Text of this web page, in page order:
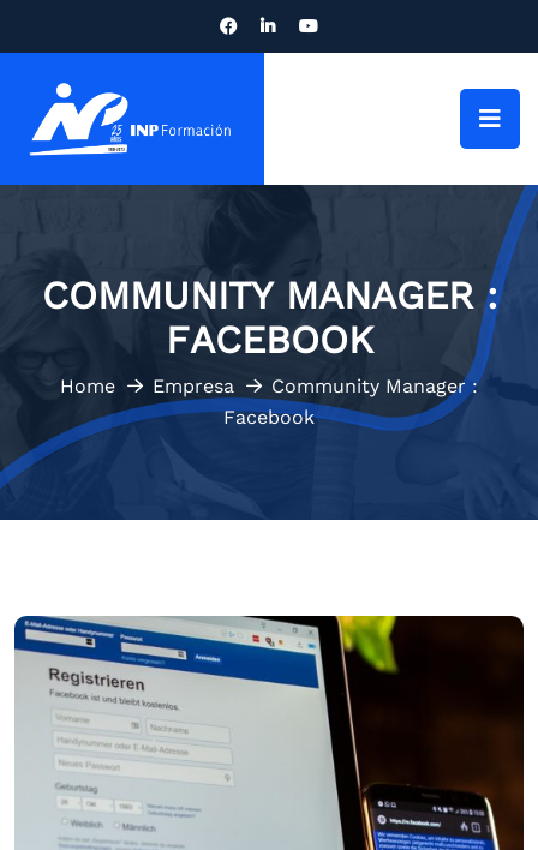
COMMUNITY MANAGER :
FACEBOOK
Home Empresa
Community Manager :
Facebook